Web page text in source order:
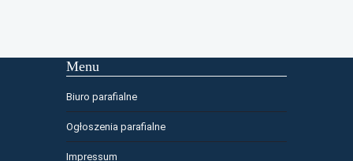
Menu
Biuro parafialne
Ogłoszenia parafialne
Impressum